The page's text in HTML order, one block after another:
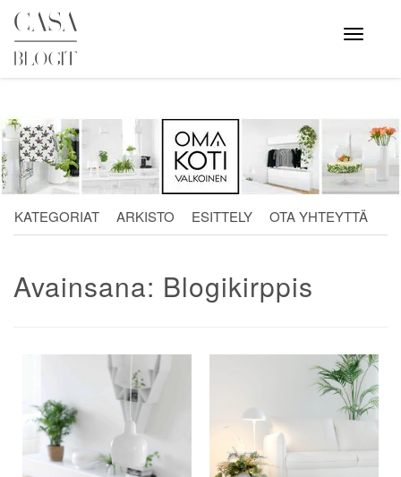
Skip
content
Avaa
valikko
KATEGORIAT ARKISTO ESITTELY OTA YHTEYTTÄ
Avainsana: Blogikirppis
Artikkelien
selaus